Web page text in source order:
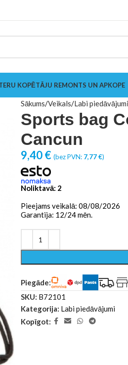
KOPĒTĀJU REMONTS UN APKOPE
Sākums Veikals Labi piedāvājumi
Sports bag
Cancun
9,40€ (bez PVN: 7,77€)
Noliktavā: 2
Pieejams veikalā: 08/08/2026
Garantija: 12/24 mēn.
Piegāde:
SKU: B72101
Kategorija: Labi piedāvājumi
Kopīgot: